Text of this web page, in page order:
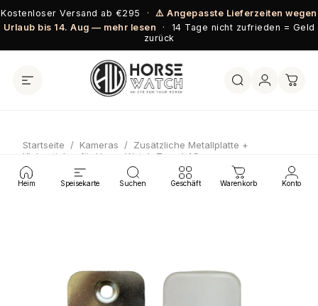
Direkt zum Inhalt
Kostenloser Versand ab €295 ·⚠️ Angepasste Lieferzeiten wegen
Urlaub bis 14. Aug — mehr lesen · 14 Tage nicht zufrieden = Geld
zurück
Heim Speisekarte Suchen Geschäft Warenkorb Konto
Startseite / Kameras / Zusätzliche Metallplatte +
Klebesticker für Horse Watch Travel 4G